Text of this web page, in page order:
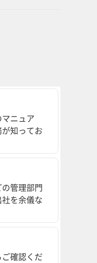
ニュア
知ってお
管理部門
を余儀な
確認くだ